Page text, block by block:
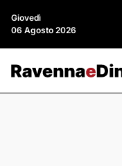
Giovedì
06 Agosto 2026